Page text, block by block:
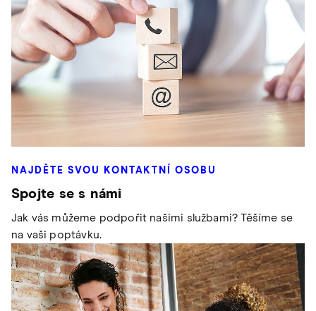
NAJDĚTE SVOU KONTAKTNÍ OSOBU
Spojte se s námi
Jak vás můžeme podpořit našimi službami? Těšíme se
na vaši poptávku.